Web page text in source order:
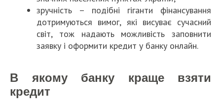
зручність – подібні гіганти фінансування
дотримуються вимог, які висуває сучасний
світ, тож надають можливість заповнити
заявку і оформити кредит у банку онлайн.
В якому банку краще взяти
кредит